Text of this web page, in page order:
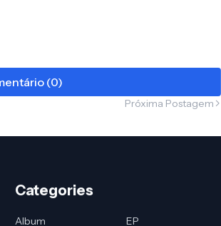
(0)
Próxima Postagem
Categories
Album EP